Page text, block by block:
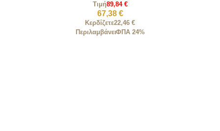
Τιμή89,84 €
67,38 €
Κερδίζετε22,46 €
ΠεριλαμβάνειΦΠΑ 24%